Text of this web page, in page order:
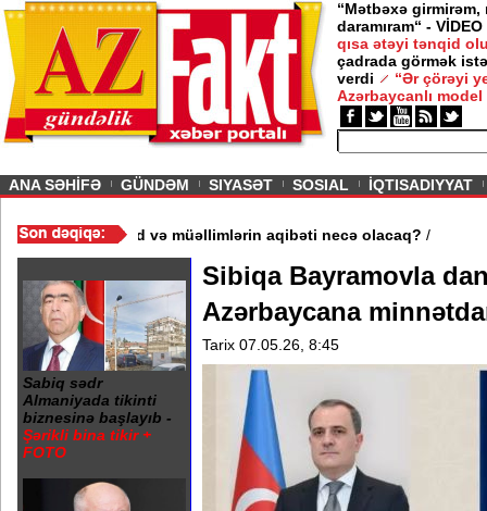
“Mətbəxə girmirəm,
daramıram“ - VİDEO
qısa ətəyi tənqid
çadrada görmək
verdi
“Ər çörəyi
Azərbaycanlı model
ANA SƏHİFƏ GÜNDƏM SIYASƏT SOSIAL İQTISADIYYAT
məktəb bağlandı - Şagird və müəllimlərin aqibəti necə olacaq?
Sabiq sədr
Almaniyada tikinti
biznesinə başlayıb -
Şərikli bina tikir +
FOTO
Sibiqa Bayramovla
Azərbaycana
Tarix 07.05.26, 8:45